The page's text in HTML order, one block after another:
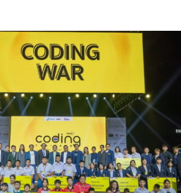
ญ่: เมื่อคะแนนนิยม ‘ส้ม’ พุ่งชนกำแพง ‘บ้านใหญ่’ ใน
ยมากที่สุด
AUTO NEWS
EVENT SOCIAL LIFE